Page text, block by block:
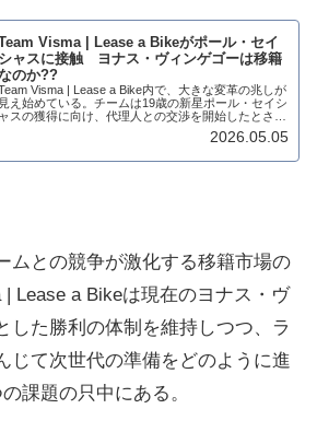
Visma | Lease a Bikeがポール・セイ
シャスに接触 ヨナス・ヴィンゲゴーは移籍
のか??
Visma | Lease a Bike内で、大きな変革の兆しが
見え始めている。チームは19歳の新星ポール・セイシ
ャスの獲得に向け、代理人との交渉を開始したとされ
る。この動きは、チームの将来的な方向性を示すだけ
2026.05.05
ムとの競争が激化する移籍市場の
| Lease a Bikeは現在のヨナス・ヴ
した勝利の体制を維持しつつ、ラ
じて次世代の準備をどのように進
課題の只中にある。